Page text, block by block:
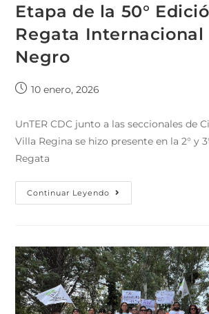
Etapa de la 50°
Regata Internacional
Negro
10 enero, 2026
UnTER CDC junto a las seccionales de
Villa Regina se hizo presente en la 2° y
Regata
Continuar Leyendo